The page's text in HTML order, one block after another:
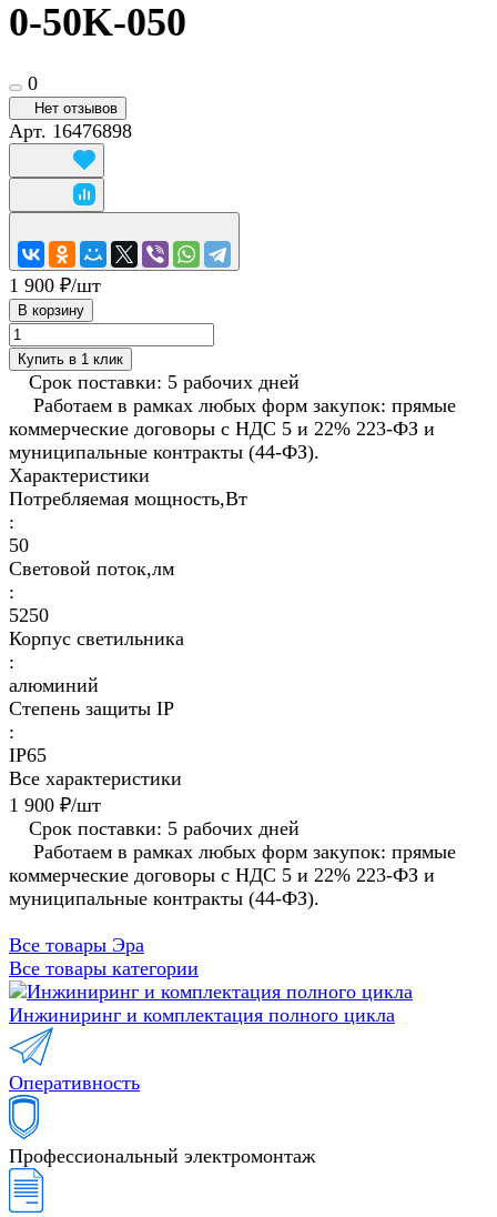
0-50K-050
0
Нет отзывов
Арт. 16476898
1 900 ₽/шт
В корзину
Купить в 1 клик
Срок поставки: 5 рабочих дней
Работаем в рамках любых форм закупок: прямые
коммерческие договоры с НДС 5 и 22% 223-ФЗ и
муниципальные контракты (44-ФЗ).
Характеристики
Потребляемая мощность,Вт
:
50
Световой поток,лм
:
5250
Корпус светильника
:
алюминий
Степень защиты IP
:
IP65
Все характеристики
1 900 ₽/шт
Срок поставки: 5 рабочих дней
Работаем в рамках любых форм закупок: прямые
коммерческие договоры с НДС 5 и 22% 223-ФЗ и
муниципальные контракты (44-ФЗ).
Все товары Эра
Все товары категории
Инжиниринг и комплектация полного цикла
Оперативность
Профессиональный электромонтаж